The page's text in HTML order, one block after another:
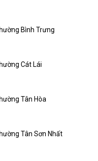
Bình Trưng
Cát Lái
Tân Hòa
Tân Sơn Nhất